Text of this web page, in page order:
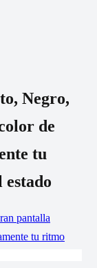
Negro,
de
tu